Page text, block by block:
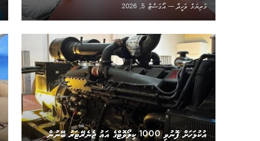
މަރިޔަމް ވަހީދާ
އޯގަސްޓް 5, 2026
އުކުޅަހަށް ފޮނުވި 1000 ކިލޯވޮޓްގެ އައު ޖެނެރޭޓަރު ބޭނުން